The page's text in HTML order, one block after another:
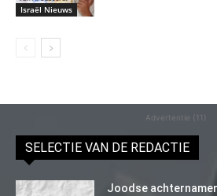
Israël Nieuws
Advertentie (11)
SELECTIE VAN DE REDACTIE
Joodse